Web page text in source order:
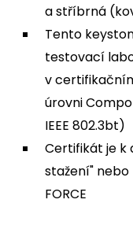
a stříbrná
Tento
testovací
v
úrovni
IEEE 802.3bt)
Certifikát je k
stažení"
FORCE